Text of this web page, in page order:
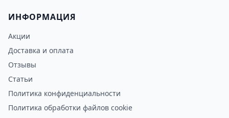
ИНФОРМАЦИЯ
Акции
Доставка и оплата
Отзывы
Статьи
Политика конфиденциальности
Политика обработки файлов cookie